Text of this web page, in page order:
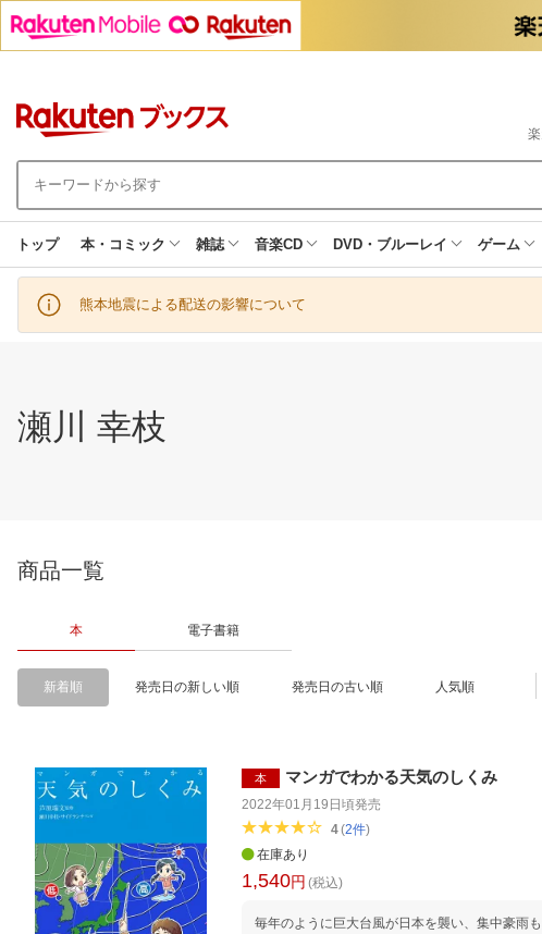
トップ 本・コミック 雑誌 音楽CD DVD・ブルーレイ ゲーム
熊本地震による配送の影響について
瀬川 幸枝
商品一覧
本 電子書籍
新着順 発売日の新しい順 発売日の古い順 人気順
本 マンガでわかる天気のしくみ
2022年01月19日頃発売
4(2件)
在庫あり
1,540円 (税込)
毎年のように巨大台風が日本を襲い、集中豪雨